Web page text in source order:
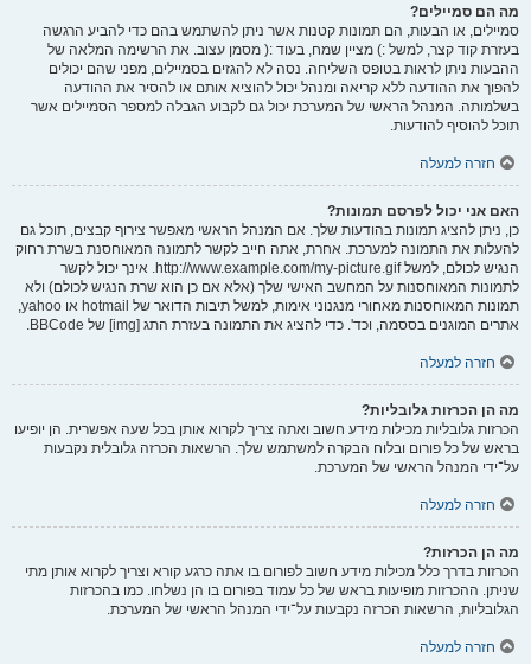
מה הם סמיילים?
סמיילים, או הבעות, הם תמונות קטנות אשר ניתן להשתמש בהם כדי להביע הרגשה
בעזרת קוד קצר, למשל :) מציין שמח, בעוד :( מסמן עצוב. את הרשימה המלאה של
ההבעות ניתן לראות בטופס השליחה. נסה לא להגזים בסמיילים, מפני שהם יכולים
להפוך את ההודעה ללא קריאה ומנהל יכול להוציא אותם או להסיר את ההודעה
בשלמותה. המנהל הראשי של המערכת יכול גם לקבוע הגבלה למספר הסמיילים אשר
תוכל להוסיף להודעות.
חזרה למעלה
האם אני יכול לפרסם תמונות?
כן, ניתן להציג תמונות בהודעות שלך. אם המנהל הראשי מאפשר צירוף קבצים, תוכל גם
להעלות את התמונה למערכת. אחרת, אתה חייב לקשר לתמונה המאוחסנת בשרת רחוק
הנגיש לכולם, למשל http://www.example.com/my-picture.gif. אינך יכול לקשר
לתמונות המאוחסנות על המחשב האישי שלך (אלא אם כן הוא שרת הנגיש לכולם) ולא
תמונות המאוחסנות מאחורי מנגנוני אימות, למשל תיבות הדואר של hotmail או yahoo,
אתרים המוגנים בססמה, וכד'. כדי להציג את התמונה בעזרת התג [img] של BBCode.
חזרה למעלה
מה הן הכרזות גלובליות?
הכרזות גלובליות מכילות מידע חשוב ואתה צריך לקרוא אותן בכל שעה אפשרית. הן יופיעו
בראש של כל פורום ובלוח הבקרה למשתמש שלך. הרשאות הכרזה גלובלית נקבעות
על־ידי המנהל הראשי של המערכת.
חזרה למעלה
מה הן הכרזות?
הכרזות בדרך כלל מכילות מידע חשוב לפורום בו אתה כרגע קורא וצריך לקרוא אותן מתי
שניתן. ההכרזות מופיעות בראש של כל עמוד בפורום בו הן נשלחו. כמו בהכרזות
הגלובליות, הרשאות הכרזה נקבעות על־ידי המנהל הראשי של המערכת.
חזרה למעלה